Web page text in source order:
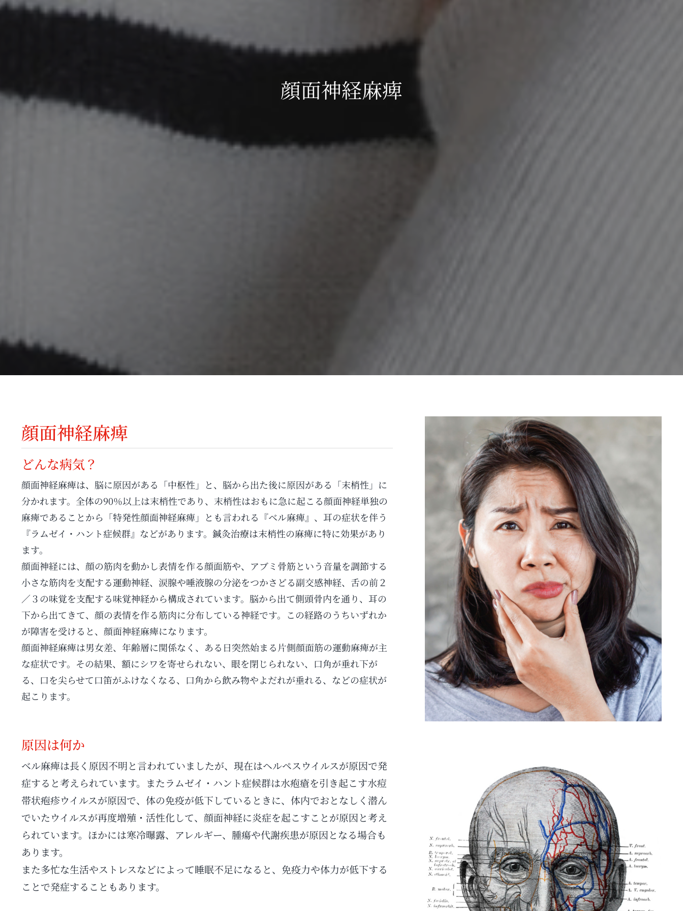
顔面神経麻痺
顔面神経麻痺
どんな病気？
顔面神経麻痺は、脳に原因がある「中枢性」と、脳から出た後に原因がある「末梢性」に
分かれます。全体の90％以上は末梢性であり、末梢性はおもに急に起こる顔面神経単独の
麻痺であることから「特発性顔面神経麻痺」とも言われる『ベル麻痺』、耳の症状を伴う
『ラムゼイ・ハント症候群』などがあります。鍼灸治療は末梢性の麻痺に特に効果があり
ます。
顔面神経には、顔の筋肉を動かし表情を作る顔面筋や、アブミ骨筋という音量を調節する
小さな筋肉を支配する運動神経、涙腺や唾液腺の分泌をつかさどる副交感神経、舌の前２
／３の味覚を支配する味覚神経から構成されています。脳から出て側頭骨内を通り、耳の
下から出てきて、顔の表情を作る筋肉に分布している神経です。この経路のうちいずれか
が障害を受けると、顔面神経麻痺になります。
顔面神経麻痺は男女差、年齢層に関係なく、ある日突然始まる片側顔面筋の運動麻痺が主
な症状です。その結果、額にシワを寄せられない、眼を閉じられない、口角が垂れ下が
る、口を尖らせて口笛がふけなくなる、口角から飲み物やよだれが垂れる、などの症状が
起こります。
原因は何か
ベル麻痺は長く原因不明と言われていましたが、現在はヘルペスウイルスが原因で発
症すると考えられています。またラムゼイ・ハント症候群は水疱瘡を引き起こす水痘
帯状疱疹ウイルスが原因で、体の免疫が低下しているときに、体内でおとなしく潜ん
でいたウイルスが再度増殖・活性化して、顔面神経に炎症を起こすことが原因と考え
られています。ほかには寒冷曝露、アレルギー、腫瘍や代謝疾患が原因となる場合も
あります。
また多忙な生活やストレスなどによって睡眠不足になると、免疫力や体力が低下する
ことで発症することもあります。